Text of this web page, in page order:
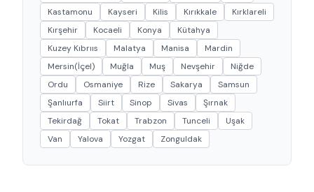
Kastamonu
Kayseri Kilis Kırıkkale
Kırklareli
Kırşehir
Kocaeli Konya
Kütahya
Kuzey Kıbrııs
Malatya Manisa
Mardin
Mersin(İçel)
Muğla Muş Nevşehir
Niğde
Ordu
Osmaniye Rize Sakarya
Samsun
Şanlıurfa
Siirt Sinop Sivas
Şırnak
Tekirdağ
Tokat Trabzon Tunceli
Uşak
Van
Yalova Yozgat Zonguldak